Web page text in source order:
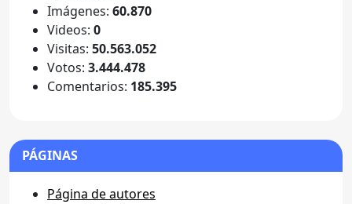
Imágenes: 60.870
Videos: 0
Visitas: 50.563.052
Votos: 3.444.478
Comentarios: 185.395
PÁGINAS
Página de autores